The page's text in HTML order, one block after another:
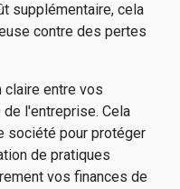
supplémentaire, cela
contre des pertes
claire entre vos
l'entreprise. Cela
société pour protéger
de pratiques
vos finances de